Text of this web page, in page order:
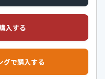
入する
グで購入する